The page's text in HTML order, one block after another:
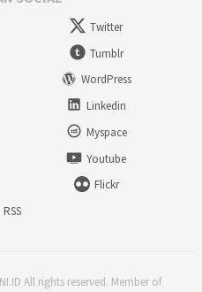
Twitter
Tumblr
WordPress
Linkedin
Myspace
Youtube
Flickr
RSS
All rights reserved. Member of